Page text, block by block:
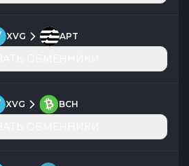
XVG APT
XVG BCH